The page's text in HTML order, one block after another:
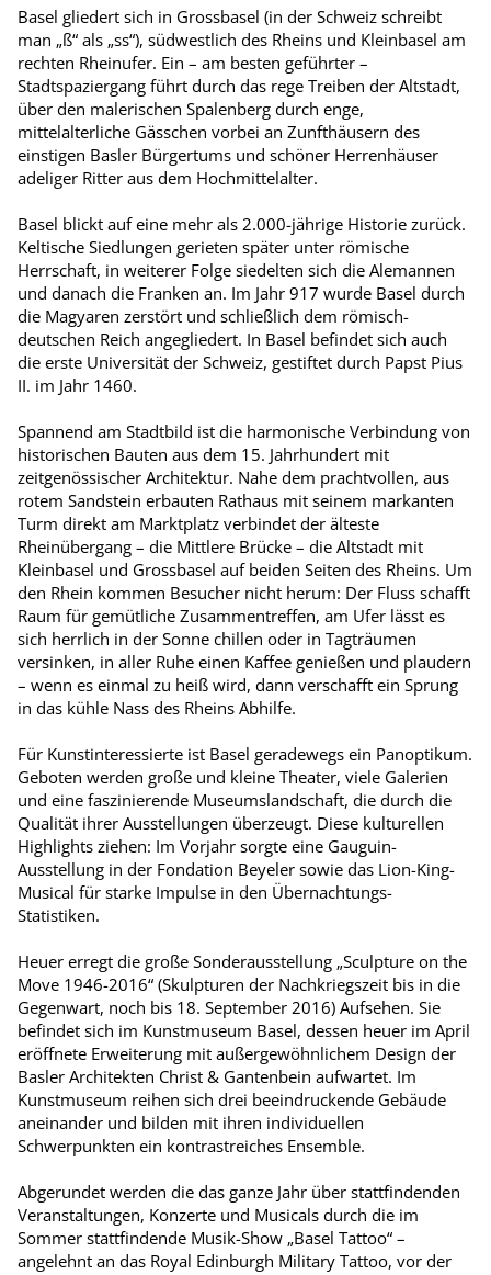
Basel gliedert sich in Grossbasel (in der Schweiz schreibt
man „ß“ als „ss“), südwestlich des Rheins und Kleinbasel am
rechten Rheinufer. Ein – am besten geführter –
Stadtspaziergang führt durch das rege Treiben der Altstadt,
über den malerischen Spalenberg durch enge,
mittelalterliche Gässchen vorbei an Zunfthäusern des
einstigen Basler Bürgertums und schöner Herrenhäuser
adeliger Ritter aus dem Hochmittelalter.
Basel blickt auf eine mehr als 2.000-jährige Historie zurück.
Keltische Siedlungen gerieten später unter römische
Herrschaft, in weiterer Folge siedelten sich die Alemannen
und danach die Franken an. Im Jahr 917 wurde Basel durch
die Magyaren zerstört und schließlich dem römisch-
deutschen Reich angegliedert. In Basel befindet sich auch
die erste Universität der Schweiz, gestiftet durch Papst Pius
II. im Jahr 1460.
Spannend am Stadtbild ist die harmonische Verbindung von
historischen Bauten aus dem 15. Jahrhundert mit
zeitgenössischer Architektur. Nahe dem prachtvollen, aus
rotem Sandstein erbauten Rathaus mit seinem markanten
Turm direkt am Marktplatz verbindet der älteste
Rheinübergang – die Mittlere Brücke – die Altstadt mit
Kleinbasel und Grossbasel auf beiden Seiten des Rheins. Um
den Rhein kommen Besucher nicht herum: Der Fluss schafft
Raum für gemütliche Zusammentreffen, am Ufer lässt es
sich herrlich in der Sonne chillen oder in Tagträumen
versinken, in aller Ruhe einen Kaffee genießen und plaudern
– wenn es einmal zu heiß wird, dann verschafft ein Sprung
in das kühle Nass des Rheins Abhilfe.
Für Kunstinteressierte ist Basel geradewegs ein Panoptikum.
Geboten werden große und kleine Theater, viele Galerien
und eine faszinierende Museumslandschaft, die durch die
Qualität ihrer Ausstellungen überzeugt. Diese kulturellen
Highlights ziehen: Im Vorjahr sorgte eine Gauguin-
Ausstellung in der Fondation Beyeler sowie das Lion-King-
Musical für starke Impulse in den Übernachtungs-
Statistiken.
Heuer erregt die große Sonderausstellung „Sculpture on the
Move 1946-2016“ (Skulpturen der Nachkriegszeit bis in die
Gegenwart, noch bis 18. September 2016) Aufsehen. Sie
befindet sich im Kunstmuseum Basel, dessen heuer im April
eröffnete Erweiterung mit außergewöhnlichem Design der
Basler Architekten Christ & Gantenbein aufwartet. Im
Kunstmuseum reihen sich drei beeindruckende Gebäude
aneinander und bilden mit ihren individuellen
Schwerpunkten ein kontrastreiches Ensemble.
Abgerundet werden die das ganze Jahr über stattfindenden
Veranstaltungen, Konzerte und Musicals durch die im
Sommer stattfindende Musik-Show „Basel Tattoo“ –
angelehnt an das Royal Edinburgh Military Tattoo, vor der